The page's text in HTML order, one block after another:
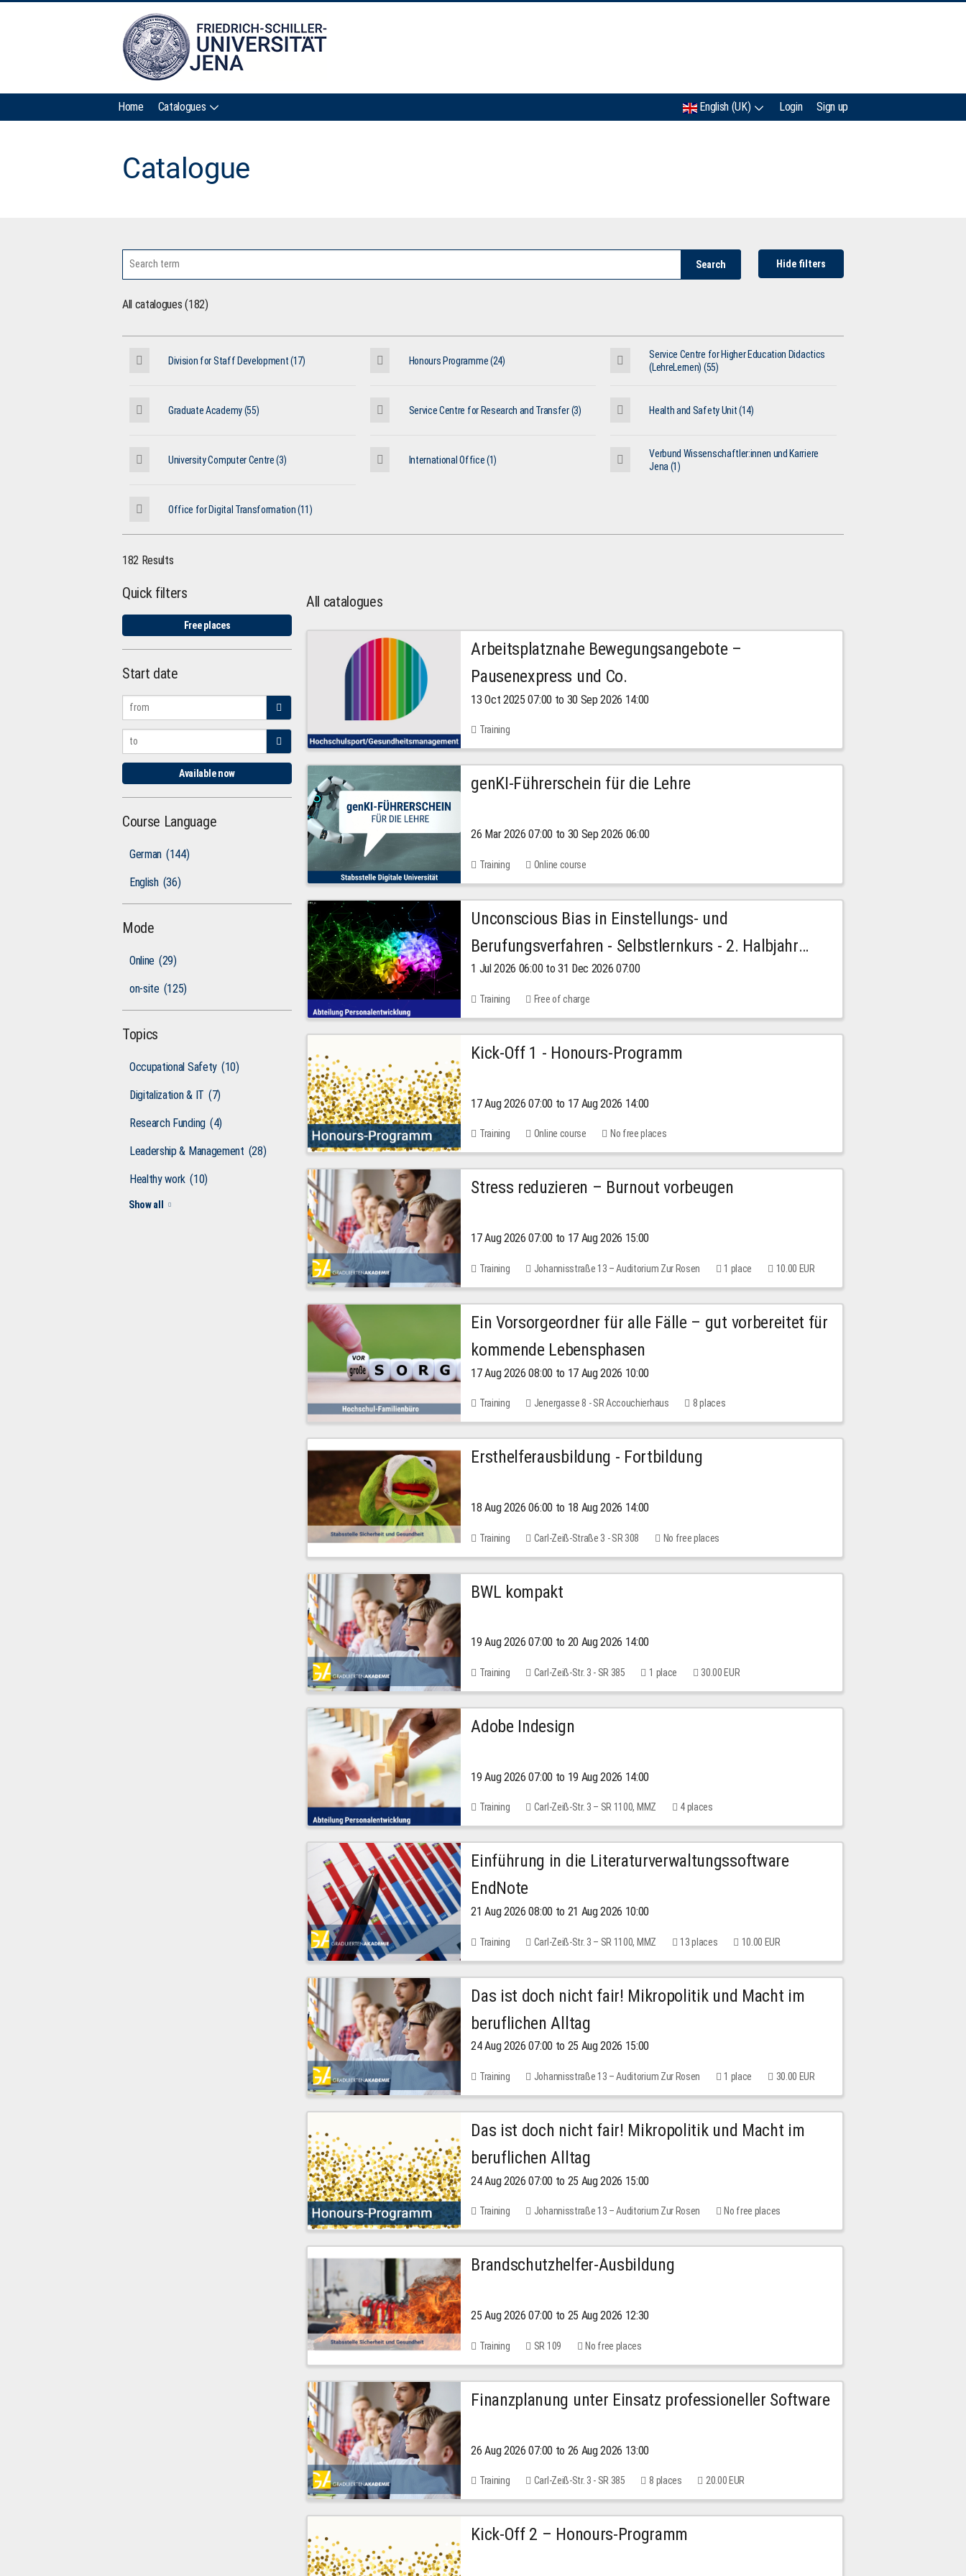
Home Catalogues English (UK) Login Sign up
Catalogue
Search Hide filters
All catalogues (182)
Division for Staff Development (17) Honours Programme (24)
Service Centre for Higher Education Didactics
(LehreLernen) (55)
Graduate Academy (55) Service Centre for Research and Transfer (3) Health and Safety Unit (14)
University Computer Centre (3) International Office (1)
Verbund Wissenschaftler:innen und Karriere
Jena (1)
Office for Digital Transformation (11)
182 Results
Quick filters
Free places
Start date
Available now
Course Language
German (144)
English (36)
Mode
Online (29)
on-site (125)
Topics
Occupational Safety (10)
Digitalization & IT (7)
Research Funding (4)
Leadership & Management (28)
Healthy work (10)
Show all
All catalogues
Arbeitsplatznahe Bewegungsangebote –
Pausenexpress und Co.
13 Oct 2025 07:00 to 30 Sep 2026 14:00
Training
genKI-Führerschein für die Lehre
26 Mar 2026 07:00 to 30 Sep 2026 06:00
Training Online course
Unconscious Bias in Einstellungs- und
Berufungsverfahren - Selbstlernkurs - 2. Halbjahr
2026
1 Jul 2026 06:00 to 31 Dec 2026 07:00
Training Free of charge
Kick-Off 1 - Honours-Programm
17 Aug 2026 07:00 to 17 Aug 2026 14:00
Training Online course No free places
Stress reduzieren – Burnout vorbeugen
17 Aug 2026 07:00 to 17 Aug 2026 15:00
Training Johannisstraße 13 – Auditorium Zur Rosen 1 place 10.00 EUR
Ein Vorsorgeordner für alle Fälle – gut vorbereitet für
kommende Lebensphasen
17 Aug 2026 08:00 to 17 Aug 2026 10:00
Training Jenergasse 8 - SR Accouchierhaus 8 places
Ersthelferausbildung - Fortbildung
18 Aug 2026 06:00 to 18 Aug 2026 14:00
Training Carl-Zeiß-Straße 3 - SR 308 No free places
BWL kompakt
19 Aug 2026 07:00 to 20 Aug 2026 14:00
Training Carl-Zeiß-Str. 3 - SR 385 1 place 30.00 EUR
Adobe Indesign
19 Aug 2026 07:00 to 19 Aug 2026 14:00
Training Carl-Zeiß-Str. 3 – SR 1100, MMZ 4 places
Einführung in die Literaturverwaltungssoftware
EndNote
21 Aug 2026 08:00 to 21 Aug 2026 10:00
Training Carl-Zeiß-Str. 3 – SR 1100, MMZ 13 places 10.00 EUR
Das ist doch nicht fair! Mikropolitik und Macht im
beruflichen Alltag
24 Aug 2026 07:00 to 25 Aug 2026 15:00
Training Johannisstraße 13 – Auditorium Zur Rosen 1 place 30.00 EUR
Das ist doch nicht fair! Mikropolitik und Macht im
beruflichen Alltag
24 Aug 2026 07:00 to 25 Aug 2026 15:00
Training Johannisstraße 13 – Auditorium Zur Rosen No free places
Brandschutzhelfer-Ausbildung
25 Aug 2026 07:00 to 25 Aug 2026 12:30
Training SR 109 No free places
Finanzplanung unter Einsatz professioneller Software
26 Aug 2026 07:00 to 26 Aug 2026 13:00
Training Carl-Zeiß-Str. 3 - SR 385 8 places 20.00 EUR
Kick-Off 2 – Honours-Programm